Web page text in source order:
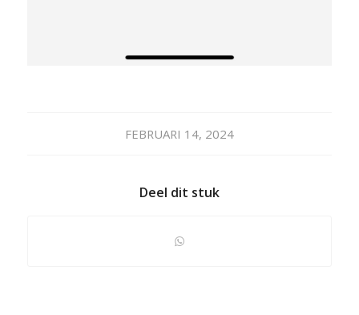
FEBRUARI 14, 2024
Deel dit stuk